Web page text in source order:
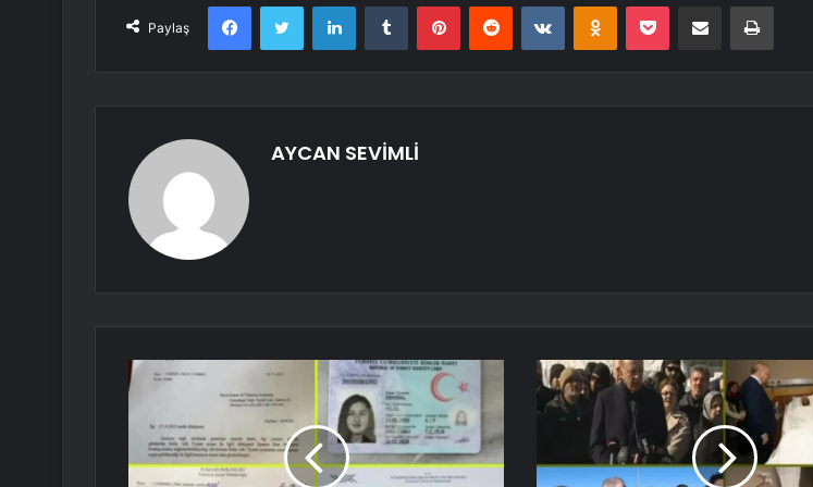
Paylaş
FacebookTwitter LinkedInTumblr PinterestReddit VKontakteOdnoklassniki
Pocket E-Posta ile paylaş Yazdır
AYCAN SEVİMLİ